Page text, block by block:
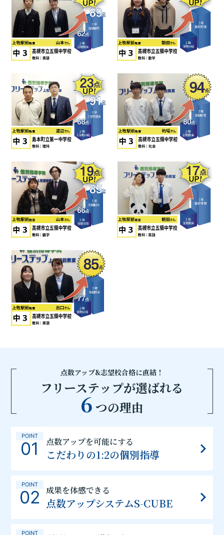
点数アップ&志望校合格に直結！
フリーステップが選ばれる
6 つの理由
POINT
01 点数アップを可能にする
こだわりの1:2の個別指導
POINT
02 成果を体感できる
点数アップシステムS-CUBE
POINT